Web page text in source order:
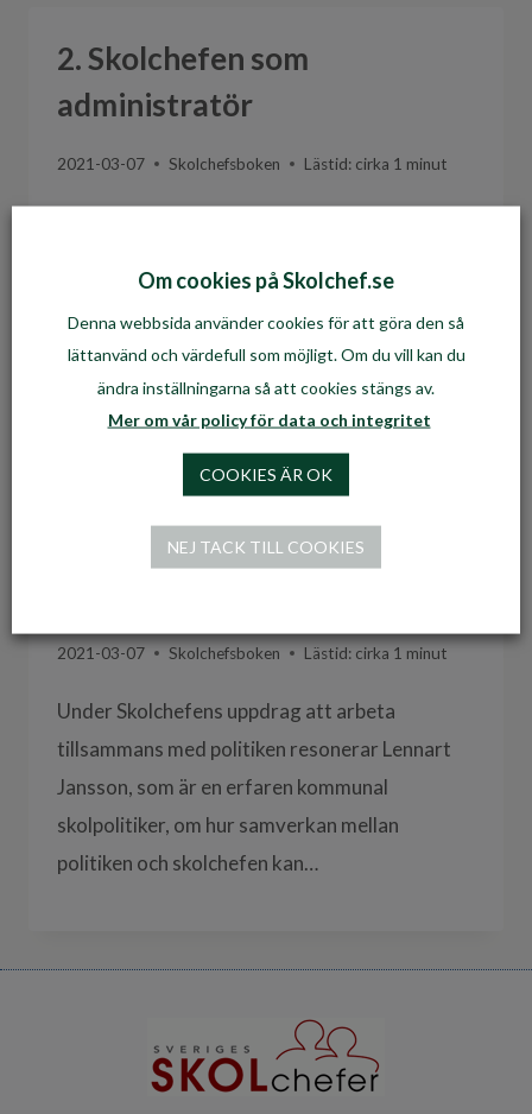
2. Skolchefen som
administratör
2021-03-07 Skolchefsboken Lästid: cirka 1 minut
överklagande av beslut och hur skolchefen kan
förhålla sig till fristående skolor i…
1. Skolchefens uppdrag att
arbeta tillsammans med
2021-03-07 Skolchefsboken Lästid: cirka 1 minut
Under Skolchefens uppdrag att arbeta
tillsammans med politiken resonerar Lennart
Jansson, som är en erfaren kommunal
skolpolitiker, om hur samverkan mellan
politiken och skolchefen kan…
Om cookies på Skolchef.se
Denna webbsida använder cookies för att göra den så
lättanvänd och värdefull som möjligt. Om du vill kan du
ändra inställningarna så att cookies stängs av.
Mer om vår policy för data och integritet
COOKIES ÄR OK
NEJ TACK TILL COOKIES